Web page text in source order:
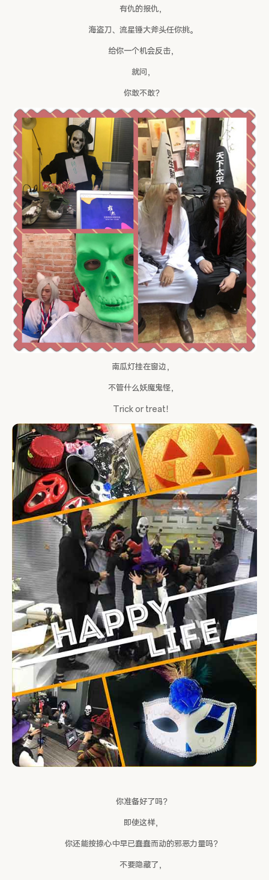
有仇的报仇，
海盗刀、流星锤大斧头任你挑。
给你一个机会反击，
就问，
你敢不敢？
南瓜灯挂在窗边，
不管什么妖魔鬼怪，
Trick or treat！
你准备好了吗？
即使这样，
你还能按捺心中早已蠢蠢而动的邪恶力量吗？
不要隐藏了，